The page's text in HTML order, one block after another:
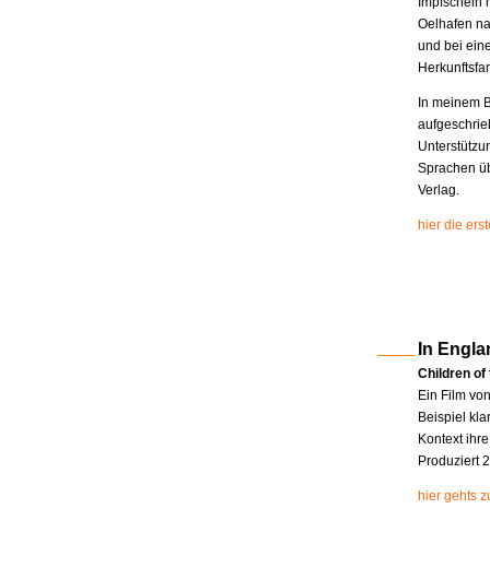
Oelhafen
und bei
In meinem
Sprachen
Verlag.
hier die
In
Children of
Ein Film
Beispiel
Kontext
Produziert
hier gehts